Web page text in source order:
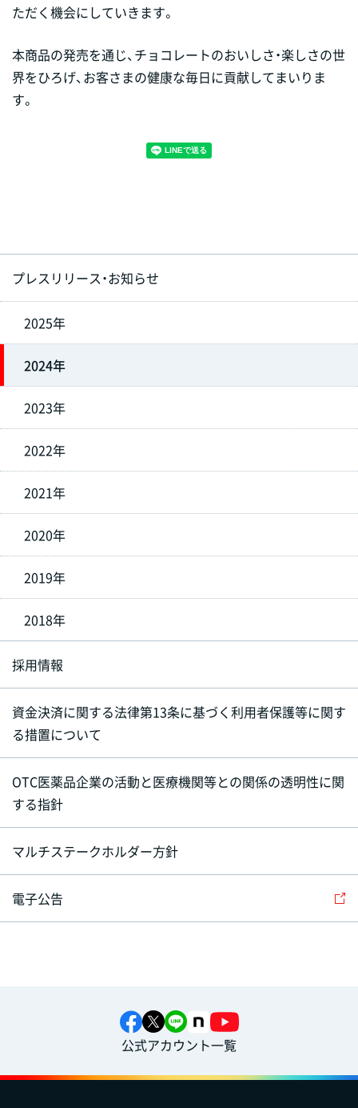
ただく機会にしていきます。
本商品の発売を通じ、チョコレートのおいしさ・楽しさの世
界をひろげ、お客さまの健康な毎日に貢献してまいりま
す。
プレスリリース・お知らせ
2025年
2024年
2023年
2022年
2021年
2020年
2019年
2018年
採用情報
資金決済に関する法律第13条に基づく利用者保護等に関す
る措置について
OTC医薬品企業の活動と医療機関等との関係の透明性に関
する指針
マルチステークホルダー方針
電子公告
公式アカウント一覧